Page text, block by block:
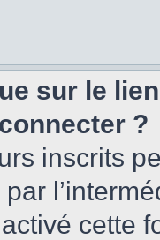
sur le
?
inscrits
cette